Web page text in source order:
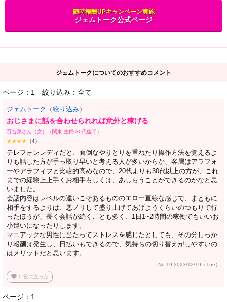
随時報酬UPキャンペーン実施
ジェムトーク公式ページ
ジェムトークについてのおすすめコメント
ページ：1 絞り込み：全て
ジェムトーク （絞り込み）
おじさまに話を合わせられれば意外と稼げる
百合菜さん（女）
（関東 主婦 30代後半）
★★★★ （4）
テレフォンレディだと、面倒なやりとりを重ねたり操作方法を覚えるよ
りも話した方が手っ取り早いと考える人が多いからか、客層はアラフォ
ーやアラフィフと比較的高めなので、20代よりも30代以上の方が、これ
までの経験上上手くお相手もしくは、あしらうことができるのかなと思
いました。
会話内容はレベルの違いこそあるもののエロ一直線な感じで、まともに
相手をするよりは、悪ノリして盛り上げてあげようくらいのつもりで行
ったほうが、長く会話が続くことも多く、1日1~2時間の稼働でもいいお
小遣いになったりします。
マニアックな男性に当たってストレスを感じたとしても、その分しっか
り報酬は発生し、日払いもできるので、気持ちの切り替えがしやすいの
はメリットだと思います。
No.19 2023/12/19（Tue）
favorite 0 役に立った
ページ：1